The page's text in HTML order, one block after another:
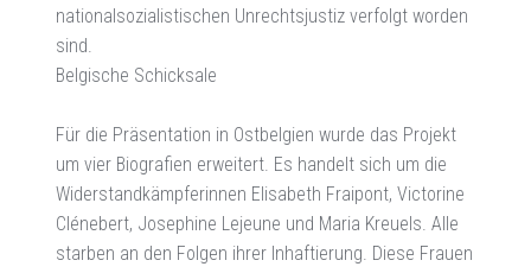
nationalsozialistischen Unrechtsjustiz verfolgt worden
sind.
Belgische Schicksale
Für die Präsentation in Ostbelgien wurde das Projekt
um vier Biografien erweitert. Es handelt sich um die
Widerstandkämpferinnen Elisabeth Fraipont, Victorine
Clénebert, Josephine Lejeune und Maria Kreuels. Alle
starben an den Folgen ihrer Inhaftierung. Diese Frauen